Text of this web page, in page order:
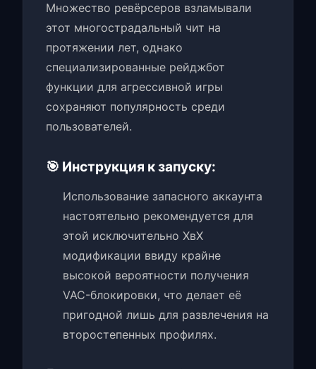
Множество ревёрсеров взламывали
этот многострадальный чит на
протяжении лет, однако
специализированные рейджбот
функции для агрессивной игры
сохраняют популярность среди
пользователей.
🎯 Инструкция к запуску:
Использование запасного аккаунта
настоятельно рекомендуется для
этой исключительно ХвХ
модификации ввиду крайне
высокой вероятности получения
VAC-блокировки, что делает её
пригодной лишь для развлечения на
второстепенных профилях.